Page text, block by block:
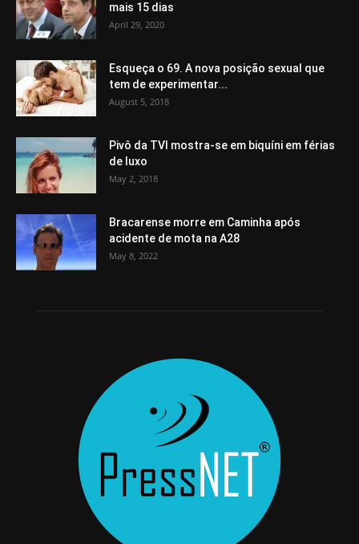
mais 15 dias
April 29, 2020
Esqueça o 69. A nova posição sexual que
tem de experimentar...
August 5, 2018
Pivô da TVI mostra-se em biquíni em férias
de luxo
May 2, 2018
Bracarense morre em Caminha após
acidente de mota na A28
May 8, 2022